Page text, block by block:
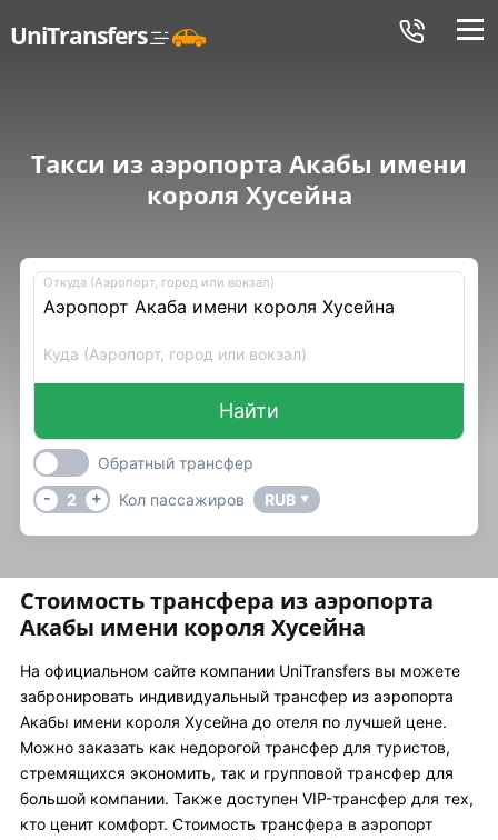
UniTransfers Меню
Такси из аэропорта Акабы имени
короля Хусейна
Откуда (Аэропорт, город или вокзал)
Куда (Аэропорт, город или вокзал)
Найти
Обратный трансфер
-
2 + Кол пассажиров RUB ▼
Стоимость трансфера из аэропорта
Акабы имени короля Хусейна
На официальном сайте компании UniTransfers вы можете
забронировать индивидуальный трансфер из аэропорта
Акабы имени короля Хусейна до отеля по лучшей цене.
Можно заказать как недорогой трансфер для туристов,
стремящихся экономить, так и групповой трансфер для
большой компании. Также доступен VIP-трансфер для тех,
кто ценит комфорт. Стоимость трансфера в аэропорт